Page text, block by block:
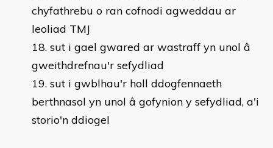
chyfathrebu o ran cofnodi agweddau ar
leoliad TMJ
sut i gael gwared ar wastraff yn unol â
gweithdrefnau'r sefydliad
sut i gwblhau'r holl ddogfennaeth
berthnasol yn unol â gofynion y sefydliad, a'i
storio'n ddiogel